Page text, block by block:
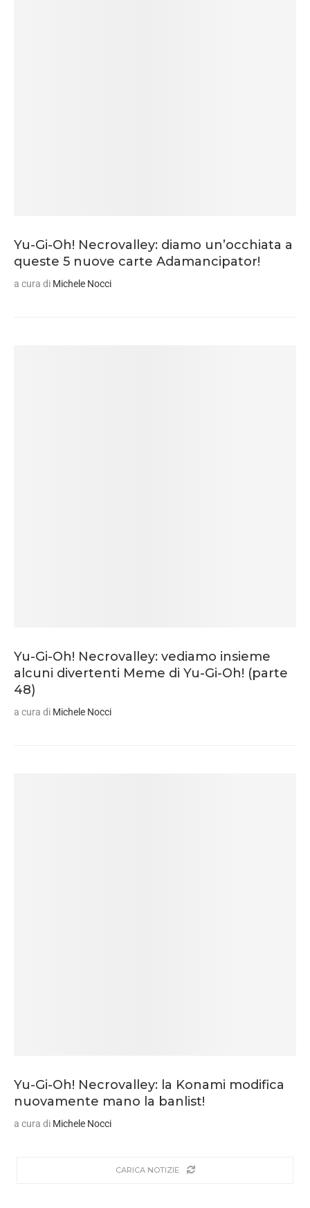
Yu-Gi-Oh! Necrovalley: diamo un’occhiata a
queste 5 nuove carte Adamancipator!
a cura di Michele Nocci
Yu-Gi-Oh! Necrovalley: vediamo insieme
alcuni divertenti Meme di Yu-Gi-Oh! (parte
48)
a cura di Michele Nocci
Yu-Gi-Oh! Necrovalley: la Konami modifica
nuovamente mano la banlist!
a cura di Michele Nocci
CARICA NOTIZIE